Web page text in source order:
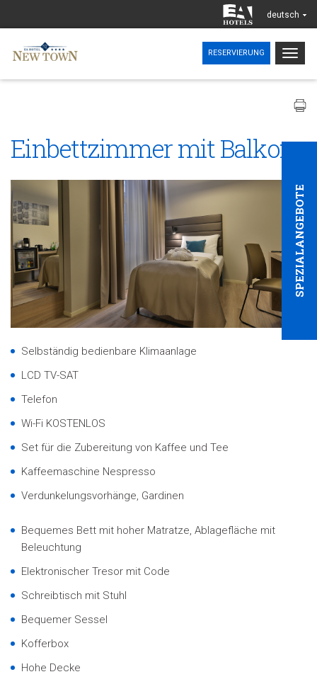
deutsch
RESERVIERUNG
SPEZIALANGEBOTE
Einbettzimmer mit Balkon
Selbständig bedienbare Klimaanlage
LCD TV-SAT
Telefon
Wi-Fi KOSTENLOS
Set für die Zubereitung von Kaffee und Tee
Kaffeemaschine Nespresso
Verdunkelungsvorhänge, Gardinen
Bequemes Bett mit hoher Matratze, Ablagefläche mit
Beleuchtung
Elektronischer Tresor mit Code
Schreibtisch mit Stuhl
Bequemer Sessel
Kofferbox
Hohe Decke